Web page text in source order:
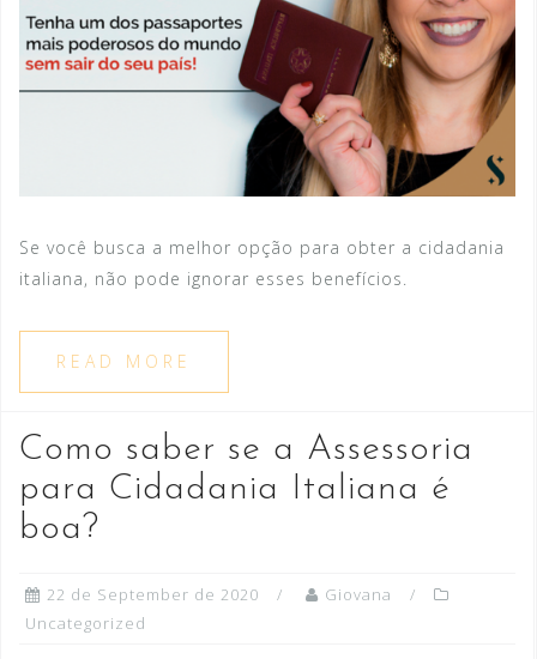
Se você busca a melhor opção para obter a cidadania
italiana, não pode ignorar esses benefícios.
READ MORE
Como saber se a Assessoria
para Cidadania Italiana é
boa?
22 de September de 2020
Giovana
Uncategorized